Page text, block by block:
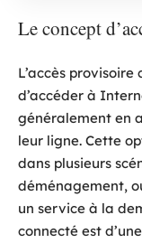
Le concept
L’accès
d’accéder à
généralement en
leur ligne. Cette
dans plusieurs
déménagement,
un service à la
connecté est